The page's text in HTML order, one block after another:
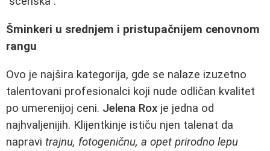
Šminkeri u srednjem i pristupačnijem cenovnom
rangu
Ovo je najšira kategorija, gde se nalaze izuzetno
talentovani profesionalci koji nude odličan kvalitet
po umerenijoj ceni. Jelena Rox je jedna od
najhvaljenijih. Klijentkinje ističu njen talenat da
napravi trajnu, fotogeničnu, a opet prirodno lepu